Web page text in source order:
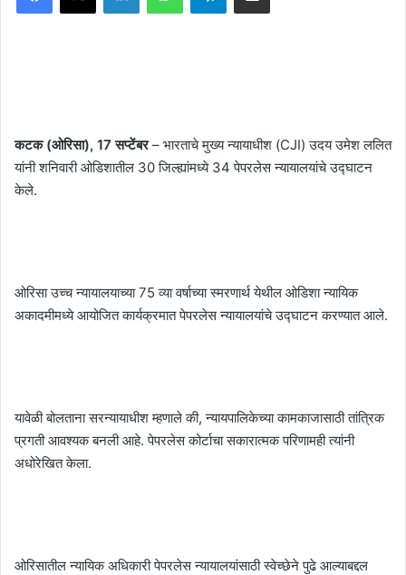
कटक (ओरिसा), 17 सप्टेंबर– भारताचे मुख्य न्यायाधीश (CJI) उदय उमेश ललित
यांनी शनिवारी ओडिशातील 30 जिल्ह्यांमध्ये 34 पेपरलेस न्यायालयांचे उद्घाटन
केले.
ओरिसा उच्च न्यायालयाच्या 75 व्या वर्षाच्या स्मरणार्थ येथील ओडिशा न्यायिक
अकादमीमध्ये आयोजित कार्यक्रमात पेपरलेस न्यायालयांचे उद्घाटन करण्यात आले.
यावेळी बोलताना सरन्यायाधीश म्हणाले की, न्यायपालिकेच्या कामकाजासाठी तांत्रिक
प्रगती आवश्यक बनली आहे. पेपरलेस कोर्टाचा सकारात्मक परिणामही त्यांनी
अधोरेखित केला.
ओरिसातील न्यायिक अधिकारी पेपरलेस न्यायालयांसाठी स्वेच्छेने पुढे आल्याबद्दल